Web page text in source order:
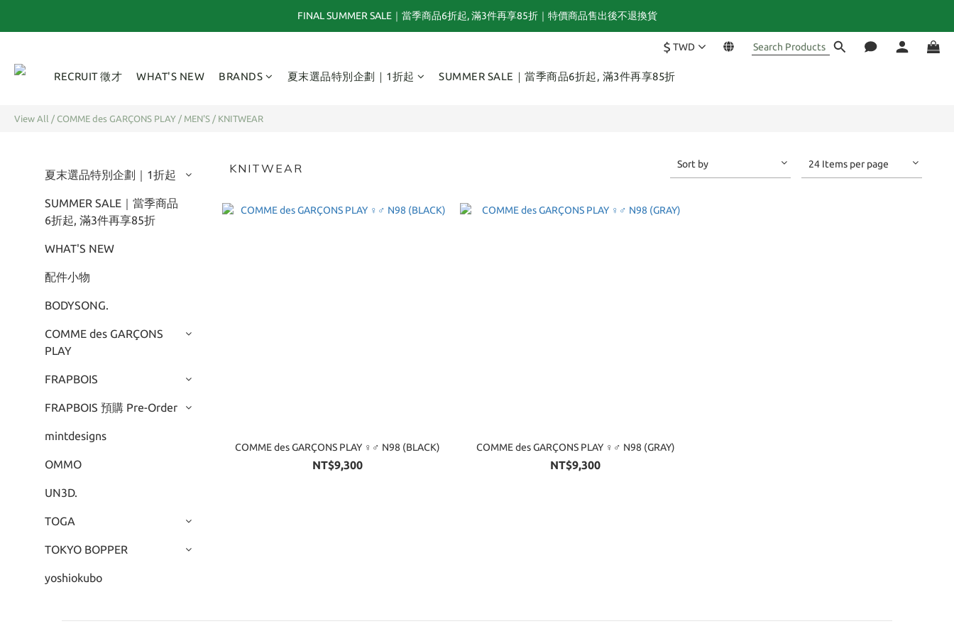
夏末選品特別企劃｜1折起｜特價商品售出後不退換貨
FINAL SUMMER SALE｜當季商品6折起, 滿3件再享85折｜特價商品售出後不退換貨
夏末選品特別企劃｜1折起｜特價商品售出後不退換貨
$ TWD
RECRUIT 徵才 WHAT'S NEW BRANDS 夏末選品特別企劃｜1折起 SUMMER SALE｜當季商品6折起, 滿3件再享85折
View All / COMME des GARÇONS PLAY / MEN'S / KNITWEAR
夏末選品特別企劃｜1折起
SUMMER SALE｜當季商品
6折起, 滿3件再享85折
WHAT'S NEW
配件小物
BODYSONG.
COMME des GARÇONS
PLAY
FRAPBOIS
FRAPBOIS 預購 Pre-Order
mintdesigns
OMMO
UN3D.
TOGA
TOKYO BOPPER
yoshiokubo
KNITWEAR Sort by 24 Items per page
COMME des GARÇONS PLAY ♀♂ N98 (BLACK)
NT$9,300
COMME des GARÇONS PLAY ♀♂ N98 (GRAY)
NT$9,300